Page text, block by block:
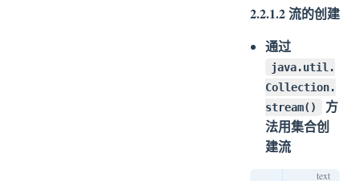
2.2.1.2 流的创建
通过
java.util.
Collection.
stream()
方
法用集合创
建流